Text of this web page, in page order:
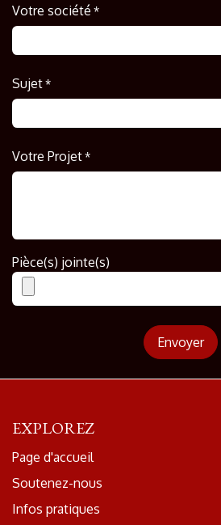
Votre société *
Sujet*
Votre Projet*
Pièce(s) jointe(s)
Envoyer
EXPLOREZ
Page d'accueil
Soutenez-nous
Infos pratiques